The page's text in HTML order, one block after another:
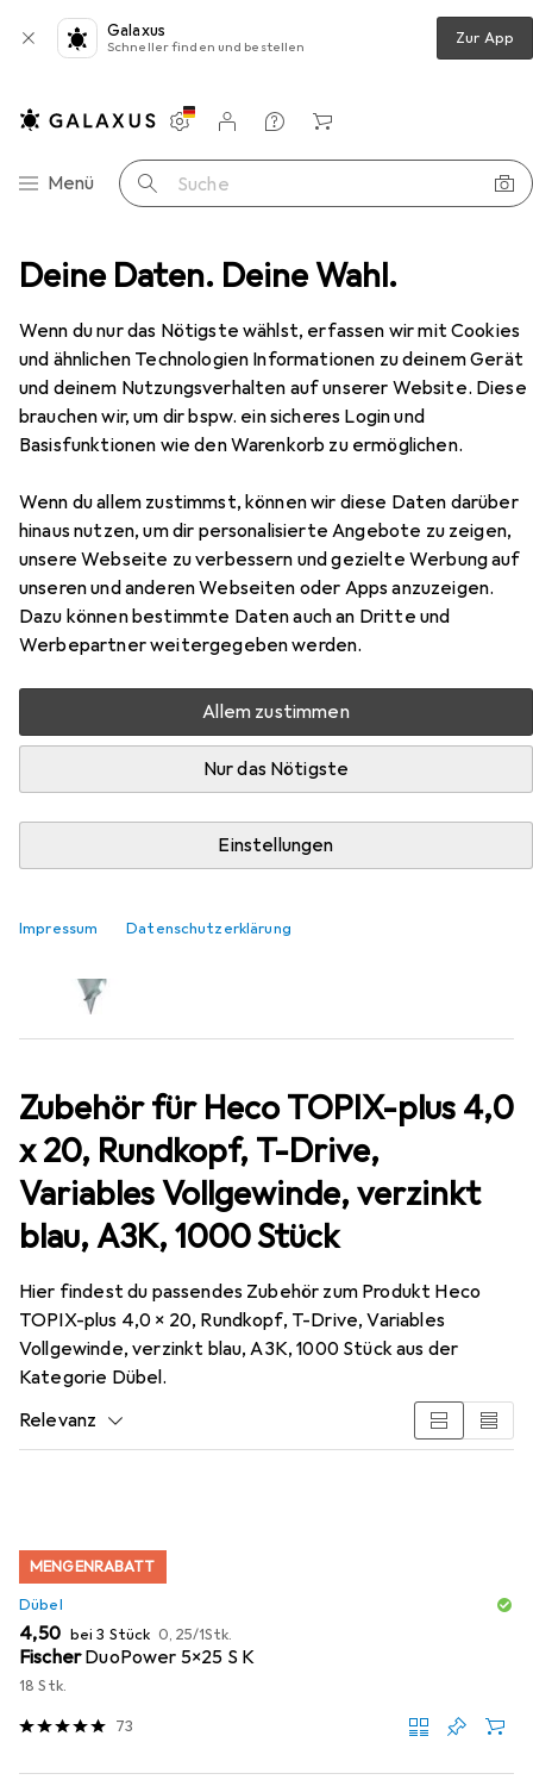
Deine Daten. Deine Wahl.
Wenn du nur das Nötigste wählst, erfassen wir mit Cookies
und ähnlichen Technologien Informationen zu deinem Gerät
und deinem Nutzungsverhalten auf unserer Website. Diese
brauchen wir, um dir bspw. ein sicheres Login und
Basisfunktionen wie den Warenkorb zu ermöglichen.
Wenn du allem zustimmst, können wir diese Daten darüber
hinaus nutzen, um dir personalisierte Angebote zu zeigen,
unsere Webseite zu verbessern und gezielte Werbung auf
unseren und anderen Webseiten oder Apps anzuzeigen.
Dazu können bestimmte Daten auch an Dritte und
Werbepartner weitergegeben werden.
Allem zustimmen
Nur das Nötigste
Einstellungen
Impressum Datenschutzerklärung
Galaxus
Schneller finden und bestellen Zur App
Navigation nach Kategorien
Menü Suche
Einstellungen
Kundenkonto
Vergleichslisten
Merklisten
Warenkorb
Variables Vollgewinde, verzinkt blau, A3K, 1000 Stück
EUR
29,70
Heco TOPIX-plus 4,0 x 20, Rundkopf,
T-Drive, Variables Vollgewinde,
verzinkt blau, A3K, 1000 Stück
Zubehör für Heco TOPIX-plus 4,0
x 20, Rundkopf, T-Drive,
Variables Vollgewinde, verzinkt
blau, A3K, 1000 Stück
Hier findest du passendes Zubehör zum Produkt Heco
TOPIX-plus 4,0 x 20, Rundkopf, T-Drive, Variables
Vollgewinde, verzinkt blau, A3K, 1000 Stück aus der
Kategorie Dübel.
Relevanz
MENGENRABATT
Dübel
EUR
4,50 bei 3 Stück EUR
0,25/1Stk.
FischerDuoPower 5x25 S K
18 Stk.
73